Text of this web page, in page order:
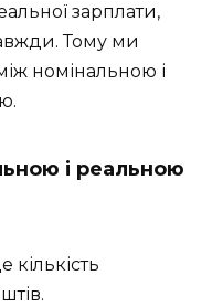
зарплати,
Тому ми
номінальною і
і реальною
кількість